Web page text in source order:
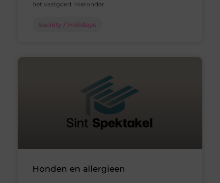
het vastgoed. Hieronder
Society / Holidays
Honden en allergieen